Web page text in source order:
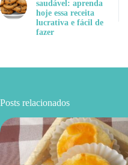
saudável: aprenda
hoje essa receita
lucrativa e fácil de
fazer
Posts relacionados